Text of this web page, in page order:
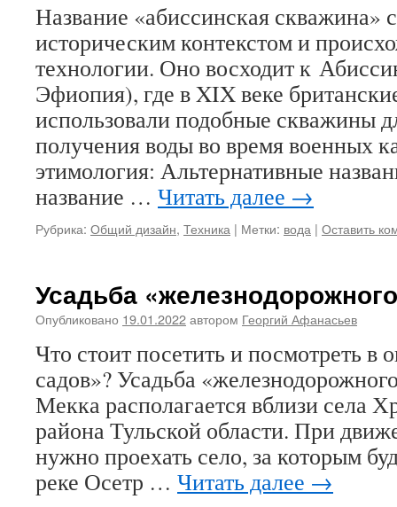
Название «абиссинская скважина»
историческим контекстом и
технологии. Оно восходит к
Эфиопия), где в XIX веке
использовали подобные скважины
получения воды во время военных
этимология: Альтернативные
название … Читать далее →
Рубрика: Общий дизайн, Техника | Метки: вода | Оставить
Усадьба
Опубликовано 19.01.2022автором Георгий Афанасьев
Что стоит посетить и посмотреть в
садов»? Усадьба
Мекка располагается вблизи села
района Тульской области. При
нужно проехать село, за которым
реке Осетр … Читать далее →